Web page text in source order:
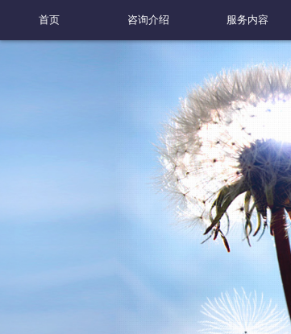
首页 咨询介绍 服务内容